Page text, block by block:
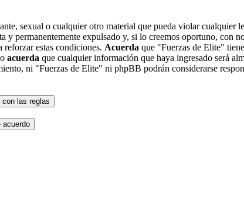
sexual o cualquier otro material que pueda violar cualquier
permanentemente expulsado y, si lo creemos oportuno, con
estas condiciones. Acuerda que "Fuerzas de Elite"
acuerda que cualquier información que haya ingresado será
ni "Fuerzas de Elite" ni phpBB podrán considerarse